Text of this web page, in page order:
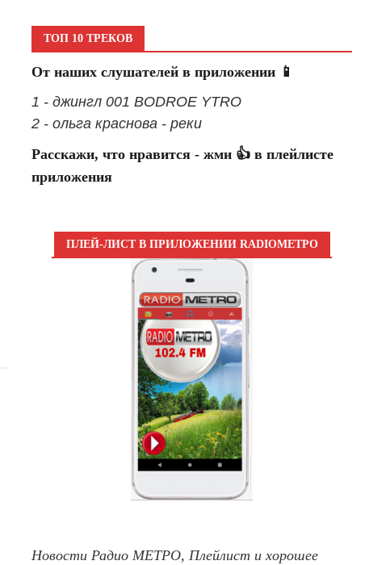
ТОП 10 ТРЕКОВ
От наших слушателей в приложении 📱
1 - джингл 001 BODROE YTRO
2 - ольга краснова - реки
Расскажи, что нравится - жми 👍 в плейлисте
приложения
ПЛЕЙ-ЛИСТ В ПРИЛОЖЕНИИ RADIOМЕТРО
Новости Радио МЕТРО, Плейлист и хорошее